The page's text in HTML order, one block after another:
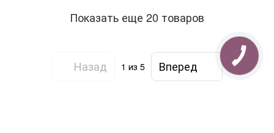
Показать еще 20 товаров
Назад 1 из 5 Вперед